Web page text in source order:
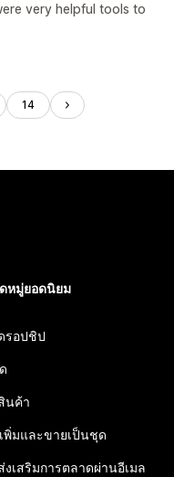
very helpful tools to
14
หมู่ยอดนิยม
รอปชิป
นค้า
พิ่มและขายเป็นชุด
งเสริมการตลาดผ่านอีเมล